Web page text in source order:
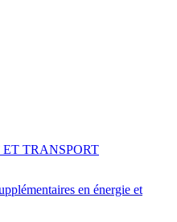
en énergie et
TRANSPORT